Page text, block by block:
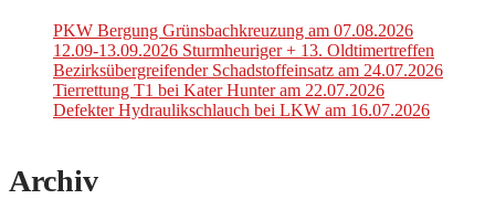
PKW Bergung Grünsbachkreuzung am 07.08.2026
12.09-13.09.2026 Sturmheuriger + 13. Oldtimertreffen
Bezirksübergreifender Schadstoffeinsatz am 24.07.2026
Tierrettung T1 bei Kater Hunter am 22.07.2026
Defekter Hydraulikschlauch bei LKW am 16.07.2026
Archiv